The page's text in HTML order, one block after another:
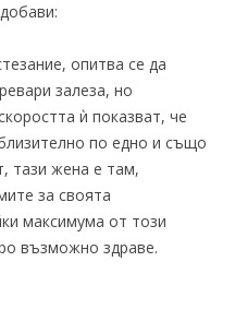
опитва се да
залеза, но
ѝ показват, че
по едно и също
тази жена е там,
за своята
максимума от този
възможно здраве.